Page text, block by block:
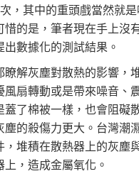
，其中的重頭戲當然就
惜的是，筆者現在手上沒
數據化的測試結果。
瞭解灰塵對散熱的影響，
風扇轉動或是帶來噪音、
蓋了棉被一樣，也會阻礙
塵的殺傷力更大。台灣潮
，堆積在散熱器上的灰塵
，造成金屬氧化。